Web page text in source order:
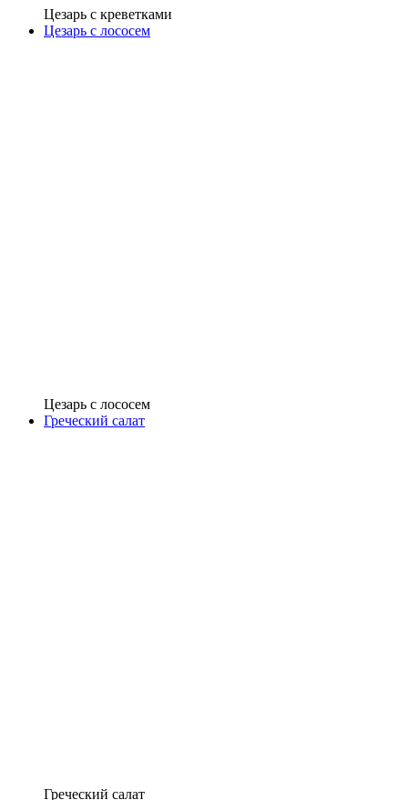
Цезарь с креветками
Цезарь с лососем
Цезарь с лососем
Греческий салат
Греческий салат